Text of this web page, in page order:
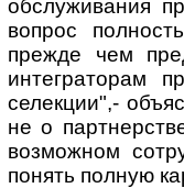
обслуживания
вопрос
прежде чем
интеграторам
селекции",-
не о
возможном
понять полную